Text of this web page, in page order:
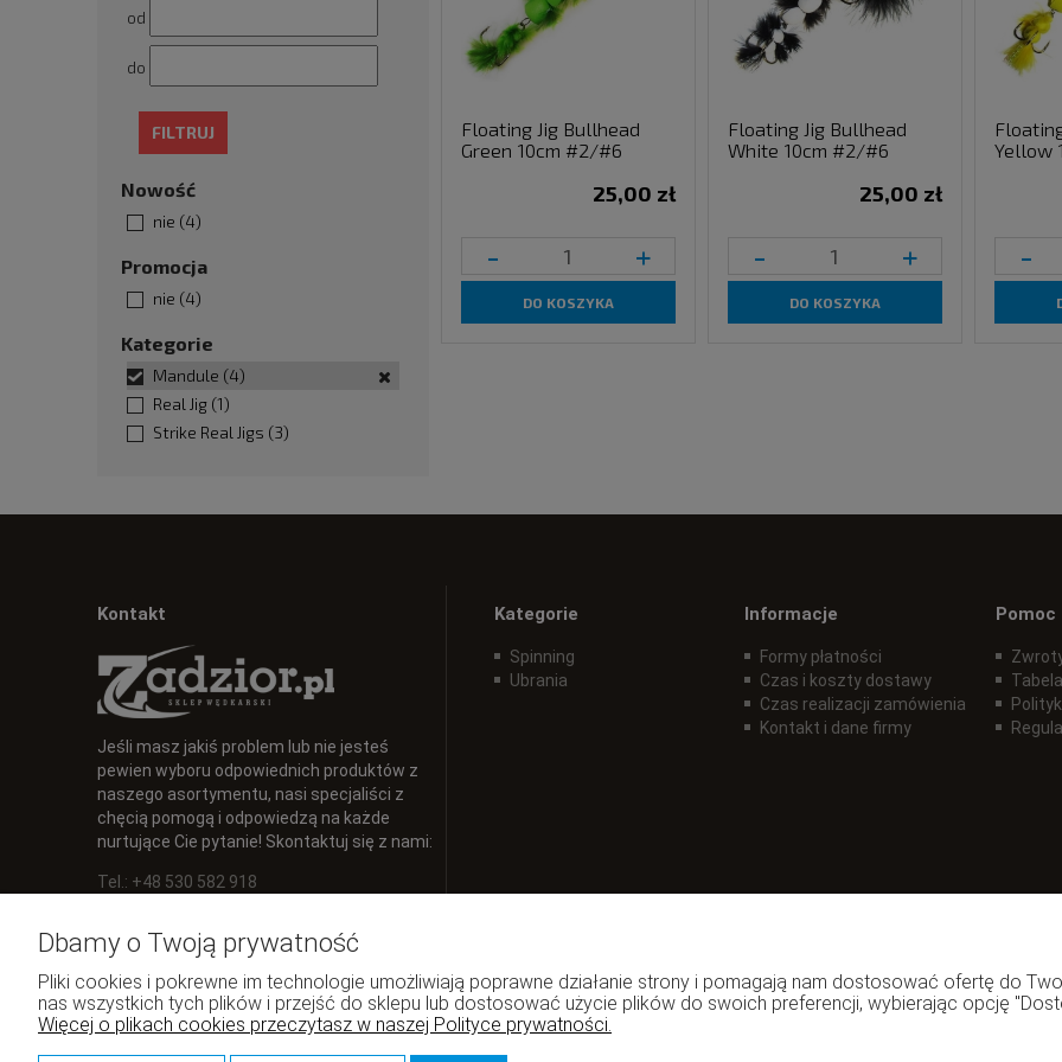
Kategorie
Mandule (4)
Real Jig (1)
Strike Real Jigs (3)
od
do
FILTRUJ
Nowość
nie (4)
Promocja
nie (4)
Floating Jig Bullhead
Green 10cm #2/#6
25,00 zł
- +
DO KOSZYKA
Floating Jig Bullhead
White 10cm #2/#6
25,00 zł
- +
DO KOSZYKA
Yellow
-
Kontakt
Jeśli masz jakiś problem lub nie jesteś
pewien wyboru odpowiednich produktów z
naszego asortymentu, nasi specjaliści z
chęcią pomogą i odpowiedzą na każde
nurtujące Cie pytanie! Skontaktuj się z nami:
Tel.: +48 530 582 918
Kategorie
Spinning
Ubrania
Informacje
Formy płatności
Czas i koszty dostawy
Czas realizacji zamówienia
Kontakt i dane firmy
Pomoc
Dbamy o Twoją prywatność
Pliki cookies i pokrewne im technologie umożliwiają poprawne działanie strony i pomagają nam dostosować ofertę do
nas wszystkich tych plików i przejść do sklepu lub dostosować użycie plików do swoich preferencji, wybierając opcję
Więcej o plikach cookies przeczytasz w naszej Polityce prywatności.